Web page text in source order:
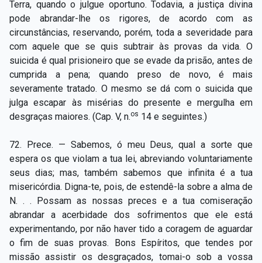
Capítulo XX — Os trabalhadores da última hora ▸
Capítulo XXI — Haverá falsos cristos e falsos
profetas
▸
Capítulo XXII — Não separareis o que Deus juntou ▸
Capítulo XXIII — Estranha moral
Capítulo XXIV — Não ponhais a candeia debaixo do
Capítulo XXV — Buscai e achareis ▸
Capítulo XXVI — Dai gratuitamente o que
gratuitamente recebestes
▸
Capítulo XXVII — Pedi e obtereis ▸
Capítulo XXVIII — Coletânea de preces espíritas ▸
Terra, quando o julgue oportuno. Todavia, a justiça divina
pode abrandar-lhe os rigores, de acordo com as
circunstâncias, reservando, porém, toda a severidade para
com aquele que se quis subtrair às provas da vida. O
suicida é qual prisioneiro que se evade da prisão, antes de
cumprida a pena; quando preso de novo, é mais
severamente tratado. O mesmo se dá com o suicida que
julga escapar às misérias do presente e mergulha em
desgraças maiores. (Cap. V, n.os 14 e seguintes.)
72. Prece. — Sabemos, ó meu Deus, qual a sorte que
espera os que violam a tua lei, abreviando voluntariamente
seus dias; mas, também sabemos que infinita é a tua
misericórdia. Digna-te, pois, de estendê-la sobre a alma de
N. . . Possam as nossas preces e a tua comiseração
abrandar a acerbidade dos sofrimentos que ele está
experimentando, por não haver tido a coragem de aguardar
o fim de suas provas. Bons Espíritos, que tendes por
missão assistir os desgraçados, tomai-o sob a vossa